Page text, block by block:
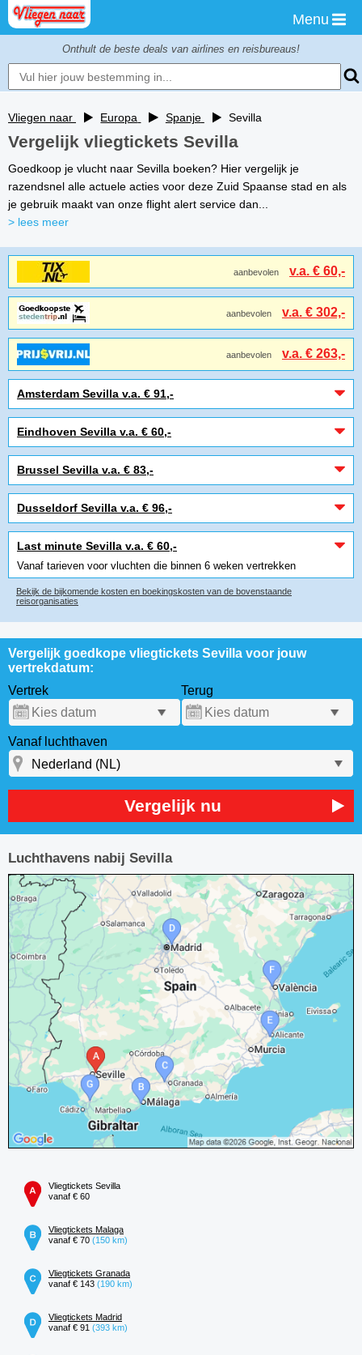
Menu
Onthult de beste deals van airlines en reisbureaus!
Vliegen naar Europa Spanje Sevilla
Vergelijk vliegtickets Sevilla
Goedkoop je vlucht naar Sevilla boeken? Hier vergelijk je
razendsnel alle actuele acties voor deze Zuid Spaanse stad en als
je gebruik maakt van onze flight alert service dan...
> lees meer
aanbevolen v.a. € 60,-
aanbevolen v.a. € 302,-
aanbevolen v.a. € 263,-
Amsterdam Sevilla v.a. € 91,-
Eindhoven Sevilla v.a. € 60,-
Brussel Sevilla v.a. € 83,-
Dusseldorf Sevilla v.a. € 96,-
Last minute Sevilla v.a. € 60,-
Vanaf tarieven voor vluchten die binnen 6 weken vertrekken
Bekijk de bijkomende kosten en boekingskosten van de bovenstaande
reisorganisaties
Vergelijk goedkope vliegtickets Sevilla voor jouw
vertrekdatum:
Vertrek
Terug
Vanaf luchthaven
Vergelijk nu
Luchthavens nabij Sevilla
Vliegtickets Sevilla
vanaf € 60
Vliegtickets Malaga
vanaf € 70 (150 km)
Vliegtickets Granada
vanaf € 143 (190 km)
Vliegtickets Madrid
vanaf € 91 (393 km)